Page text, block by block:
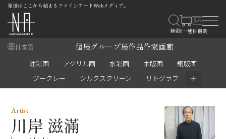
発信はここから始まるファインアートWebメディア。
日本語 個展グループ展作品作家画廊
油彩画 アクリル画 水彩画 木版画
銅版画
ジークレー
シルクスクリーン リトグラフ ＋
Artist
川岸 滋滿